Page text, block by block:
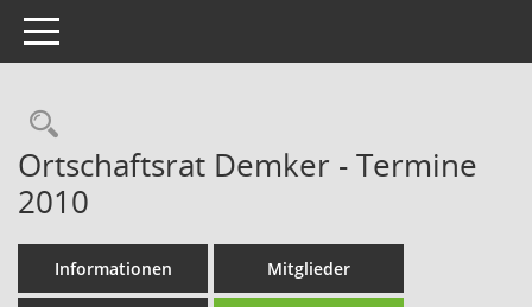
Toggle navigation
Rechercheauswahl
Ortschaftsrat Demker - Termine
2010
Informationen Mitglieder